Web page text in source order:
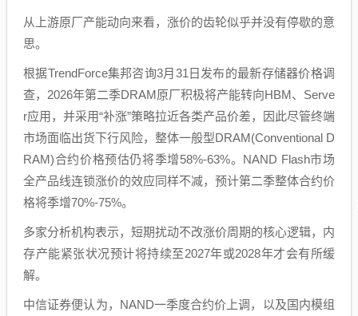
从上游原厂产能动向来看，涨价的齿轮似乎并没有停歇的意
思。
根据TrendForce集邦咨询3月31日发布的最新存储器价格调
查，2026年第二季DRAM原厂积极将产能转向HBM、Serve
r应用，并采用“补涨”策略拉近各类产品价差，因此尽管终端
市场面临出货下行风险，整体一般型DRAM(Conventional D
RAM)合约价格预估仍将季增58%-63%。NAND Flash市场
全产品线连锁涨价的效应同样不减，预计第二季整体合约价
格将季增70%-75%。
多家分析机构表示，短期扰动不改涨价周期的核心逻辑，内
存产能紧张状况预计将持续至2027年或2028年才会有所缓
解。
中信证券便认为，NAND一季度合约价上调，以及国内模组